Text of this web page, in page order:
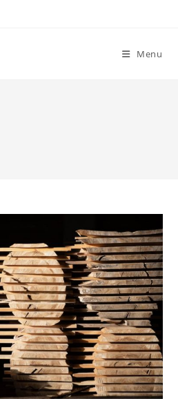
Menu